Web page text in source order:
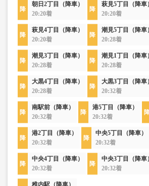
朝日2丁目（降車）
20:20着
萩見5丁目（降車）
20:20着
萩見4丁目（降車）
20:20着
潮見5丁目（降車）
20:28着
潮見3丁目（降車）
20:28着
潮見1丁目（降車）
20:28着
大黒4丁目（降車）
20:28着
大黒3丁目（降車）
20:32着
南駅前（降車）
20:32着
港5丁目（降車）
20:32着
港2丁目（降車）
20:32着
中央5丁目（降車）
20:32着
中央4丁目（降車）
20:32着
中央3丁目（降車）
20:32着
稚内駅（降車）